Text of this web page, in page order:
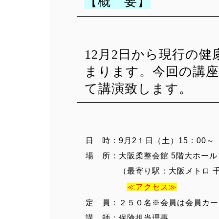
12月2日から現行の
まります。今回の講
て講演致します。
日 時：9月2１日（土）15：00～
場 所：大阪柔整会館 5階大ホー
（最寄り駅：大阪メトロ 千日
≪アクセス≫
定 員：２５０名※会員は会員カー